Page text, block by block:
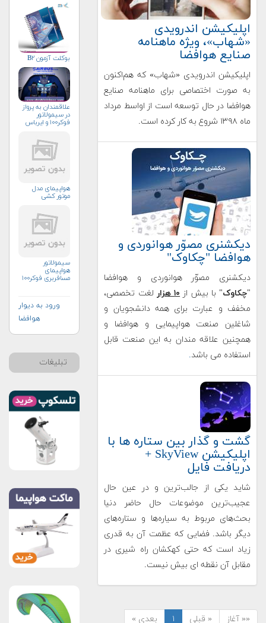
اپلیکیشن اندرویدی
«شهاب»، ویژه ماهنامه
صنایع هوافضا
اپلیکیشن اندرویدی «شهاب» که هم‌اکنون
به صورت اختصاصی برای ماهنامه صنایع
هوافضا در حال توسعه است از اواسط مرداد
ماه ۱۳۹۸ شروع به کار کرده است.
دیکشنری مصوّر هوانوردی و
هوافضا "چکاوک"
دیکشنری مصوّر هوانوردی و هوافضا
"چکاوک" با بیش از ۱۰ هزار
لغت تخصصی،
مخفف و عبارت برای همه دانشجویان و
شاغلین صنعت هواپیمایی و هوافضا و
همچنین علاقه مندان به این صنعت قابل
استفاده می باشد.
گشت و گذار بین ستاره ها با
اپلیکیشن SkyView +
دریافت فایل
شاید یکی از جالب‌ترین و در عین حال
عجیب‌ترین موضوعات حال حاضر دنیا
بحث‌های مربوط به سیاره‌ها و ستاره‌های
دیگر باشد. فضایی که عظمت آن به قدری
زیاد است که حتی کهکشان راه شیری در
مقابل آن نقطه ای بیش نیست.
«« آغاز « قبلی ۱ بعدی »
بوکلت آزمون B۲
علاقمندان به پرواز
در سیمولاتور
فوکر۱۰۰ و ایرباس
هواپیمای مدل
موتور کشی
سیمولاتور
هواپیمای
مسافربری فوکر۱۰۰
ورود به دیوار
هوافضا
تبلیغات